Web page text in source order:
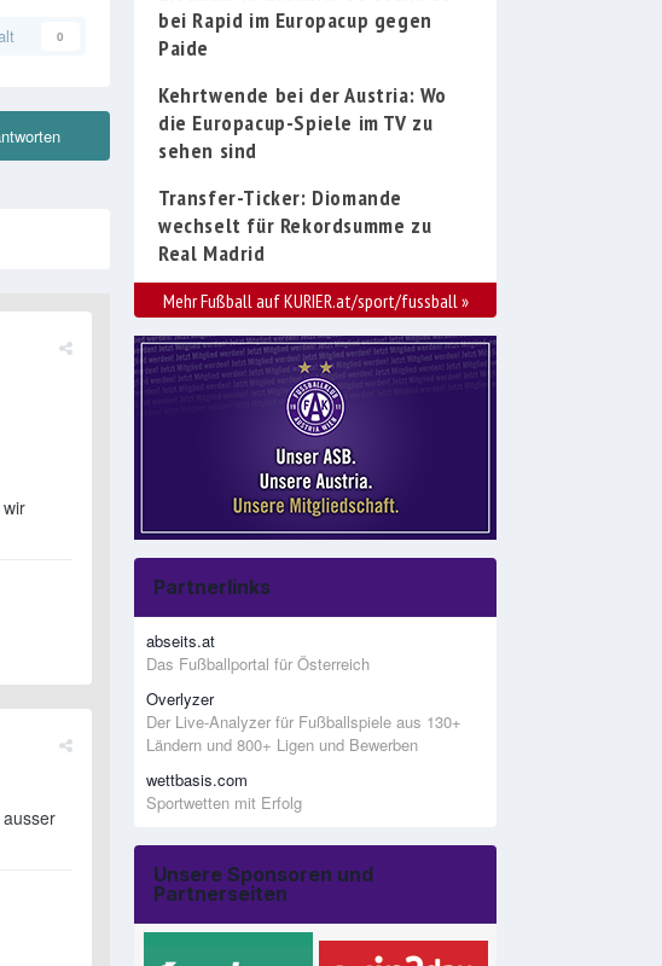
0
bei Rapid im Europacup gegen
Paide
Kehrtwende bei der Austria: Wo
die Europacup-Spiele im TV zu
sehen sind
Transfer-Ticker: Diomande
wechselt für Rekordsumme zu
Real Madrid
Mehr Fußball auf KURIER.at/sport/fussball »
Partnerlinks
abseits.at
Das Fußballportal für Österreich
Overlyzer
Der Live-Analyzer für Fußballspiele aus 130+
Ländern und 800+ Ligen und Bewerben
wettbasis.com
Sportwetten mit Erfolg
Unsere Sponsoren und
Partnerseiten